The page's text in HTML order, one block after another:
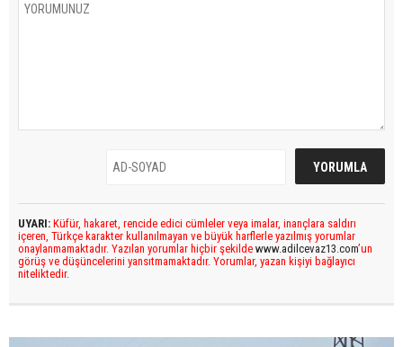
UYARI: Küfür, hakaret, rencide edici cümleler veya imalar, inançlara saldırı
içeren, Türkçe karakter kullanılmayan ve büyük harflerle yazılmış yorumlar
onaylanmamaktadır. Yazılan yorumlar hiçbir şekilde www.adilcevaz13.com’un
görüş ve düşüncelerini yansıtmamaktadır. Yorumlar, yazan kişiyi bağlayıcı
niteliktedir.